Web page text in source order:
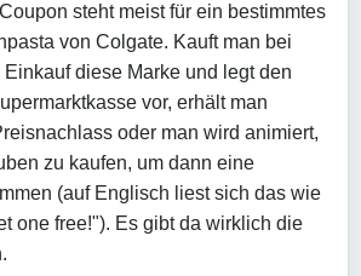
steht meist für ein bestimmtes
von Colgate. Kauft man bei
diese Marke und legt den
vor, erhält man
oder man wird animiert,
zu kaufen, um dann eine
(auf Englisch liest sich das wie
one free!"). Es gibt da wirklich die